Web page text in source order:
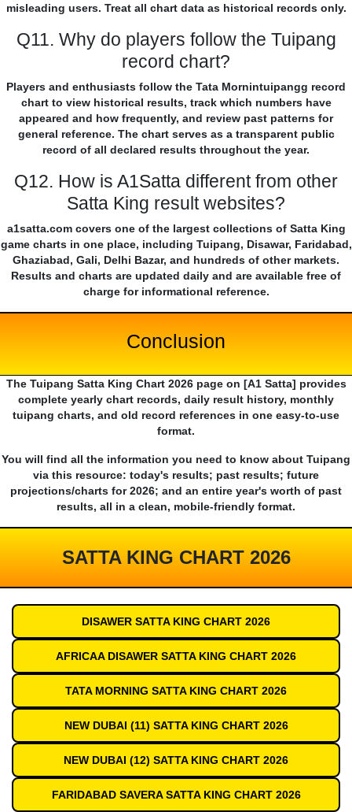
misleading users. Treat all chart data as historical records only.
Q11. Why do players follow the Tuipang
record chart?
Players and enthusiasts follow the Tata Mornintuipangg record
chart to view historical results, track which numbers have
appeared and how frequently, and review past patterns for
general reference. The chart serves as a transparent public
record of all declared results throughout the year.
Q12. How is A1Satta different from other
Satta King result websites?
a1satta.com covers one of the largest collections of Satta King
game charts in one place, including Tuipang, Disawar, Faridabad,
Ghaziabad, Gali, Delhi Bazar, and hundreds of other markets.
Results and charts are updated daily and are available free of
charge for informational reference.
Conclusion
The Tuipang Satta King Chart 2026 page on [A1 Satta] provides
complete yearly chart records, daily result history, monthly
tuipang charts, and old record references in one easy-to-use
format.
You will find all the information you need to know about Tuipang
via this resource: today's results; past results; future
projections/charts for 2026; and an entire year's worth of past
results, all in a clean, mobile-friendly format.
SATTA KING CHART 2026
DISAWER SATTA KING CHART 2026
AFRICAA DISAWER SATTA KING CHART 2026
TATA MORNING SATTA KING CHART 2026
NEW DUBAI (11) SATTA KING CHART 2026
NEW DUBAI (12) SATTA KING CHART 2026
FARIDABAD SAVERA SATTA KING CHART 2026